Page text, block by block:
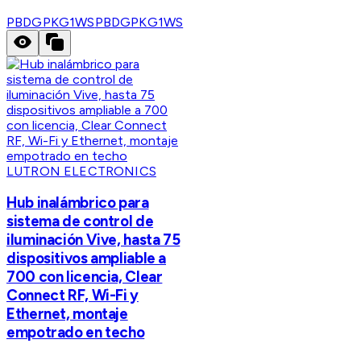
PBDGPKG1WSPBDGPKG1WS
LUTRON ELECTRONICS
Hub inalámbrico para
sistema de control de
iluminación Vive, hasta 75
dispositivos ampliable a
700 con licencia, Clear
Connect RF, Wi-Fi y
Ethernet, montaje
empotrado en techo